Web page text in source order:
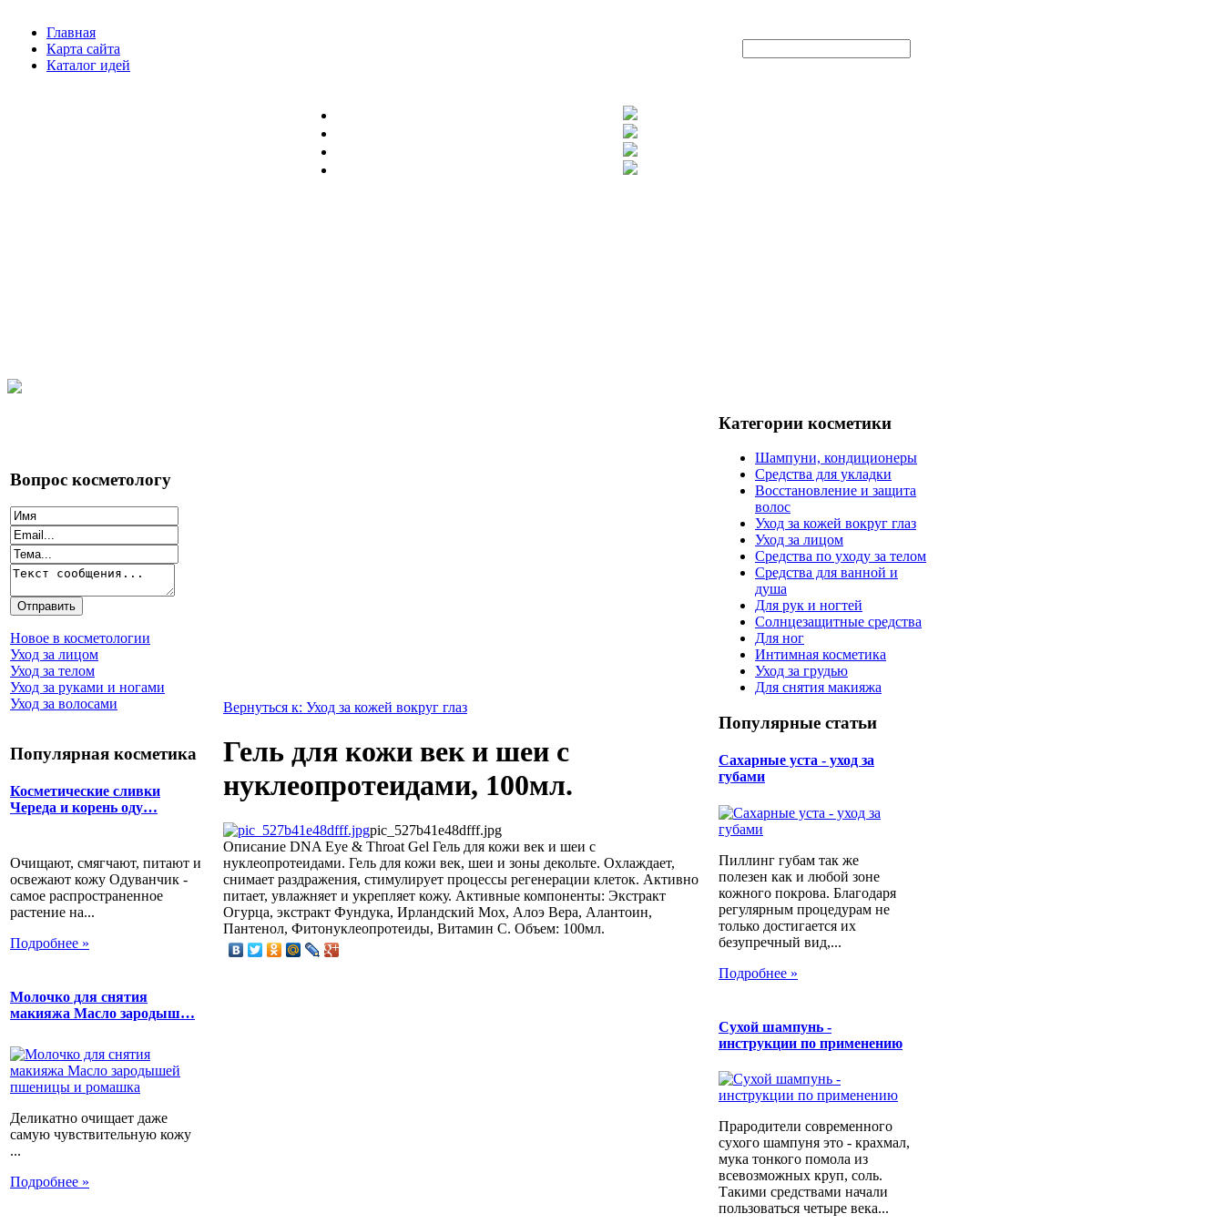
Главная
Карта сайта
Каталог идей
Вопрос косметологу
Новое в косметологии
Уход за лицом
Уход за телом
Уход за руками и ногами
Уход за волосами
Популярная косметика
Косметические сливки
Череда и корень оду…
Очищают, смягчают, питают и
освежают кожу Одуванчик -
самое распространенное
растение на...
Подробнее »
Молочко для снятия
макияжа Масло зародыш…
Деликатно очищает даже
самую чувствительную кожу
...
Подробнее »
Вернуться к: Уход за кожей вокруг глаз
Гель для кожи век и шеи с
нуклеопротеидами, 100мл.
pic_527b41e48dfff.jpg
Описание DNA Eye & Throat Gel Гель для кожи век и шеи с
нуклеопротеидами. Гель для кожи век, шеи и зоны декольте. Охлаждает,
снимает раздражения, стимулирует процессы регенерации клеток. Активно
питает, увлажняет и укрепляет кожу. Активные компоненты: Экстракт
Огурца, экстракт Фундука, Ирландский Мох, Алоэ Вера, Алантоин,
Пантенол, Фитонуклеопротеиды, Витамин С. Объем: 100мл.
Категории косметики
Шампуни, кондиционеры
Средства для укладки
Восстановление и защита
волос
Уход за кожей вокруг глаз
Уход за лицом
Средства по уходу за телом
Средства для ванной и
душа
Для рук и ногтей
Солнцезащитные средства
Для ног
Интимная косметика
Уход за грудью
Для снятия макияжа
Популярные статьи
Сахарные уста - уход за
губами
Пиллинг губам так же
полезен как и любой зоне
кожного покрова. Благодаря
регулярным процедурам не
только достигается их
безупречный вид,...
Подробнее »
Сухой шампунь -
инструкции по применению
Прародители современного
сухого шампуня это - крахмал,
мука тонкого помола из
всевозможных круп, соль.
Такими средствами начали
пользоваться четыре века...